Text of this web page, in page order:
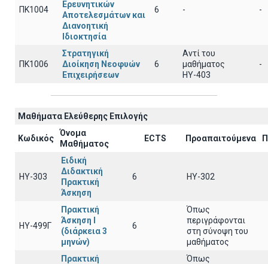
ΠΚ1004
Ερευνητικών
Αποτελεσμάτων και
Διανοητική
Ιδιοκτησία
6 - -
ΠΚ1006
Στρατηγική
Διοίκηση Νεοφυών
Επιχειρήσεων
6
Αντί του
μαθήματος
ΗΥ-403
-
Μαθήματα Ελεύθερης Επιλογής
Κωδικός
Όνομα
Μαθήματος
ECTS Προαπαιτούμενα
ΗΥ-303
Ειδική
Διδακτική
Πρακτική
Άσκηση
6 ΗΥ-302
ΗΥ-499Γ
Πρακτική
Άσκηση Ι
(διάρκεια 3
μηνών)
6
Όπως
περιγράφονται
στη σύνοψη του
μαθήματος
Πρακτική
Όπως